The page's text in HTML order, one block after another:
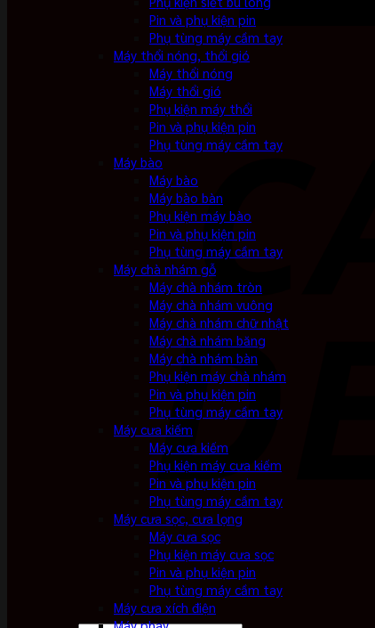
Pin và phụ kiện pin
Phụ tùng máy cầm tay
Máy thổi nóng, thổi gió
Máy thổi nóng
Máy thổi gió
Phụ kiện máy thổi
Pin và phụ kiện pin
Phụ tùng máy cầm tay
Máy bào
Máy bào
Máy bào bàn
Phụ kiện máy bào
Pin và phụ kiện pin
Phụ tùng máy cầm tay
Máy chà nhám gỗ
Máy chà nhám tròn
Máy chà nhám vuông
Máy chà nhám chữ nhật
Máy chà nhám băng
Máy chà nhám bàn
Phụ kiện máy chà nhám
Pin và phụ kiện pin
Phụ tùng máy cầm tay
Máy cưa kiếm
Máy cưa kiếm
Phụ kiện máy cưa kiếm
Pin và phụ kiện pin
Phụ tùng máy cầm tay
Máy cưa sọc, cưa lọng
Máy cưa sọc
Phụ kiện máy cưa sọc
Pin và phụ kiện pin
Phụ tùng máy cầm tay
Máy cưa xích điện